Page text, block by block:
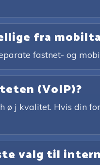
fra
fastnet- og
(VoIP)?
ø j kvalitet. Hvis din
valg til